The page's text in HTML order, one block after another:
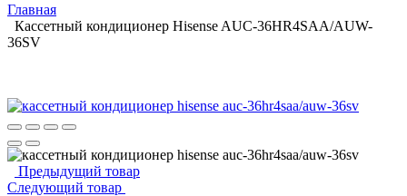
Главная
Кассетный кондиционер Hisense AUC-36HR4SAA/AUW-
36SV
Предыдущий товар
Следующий товар